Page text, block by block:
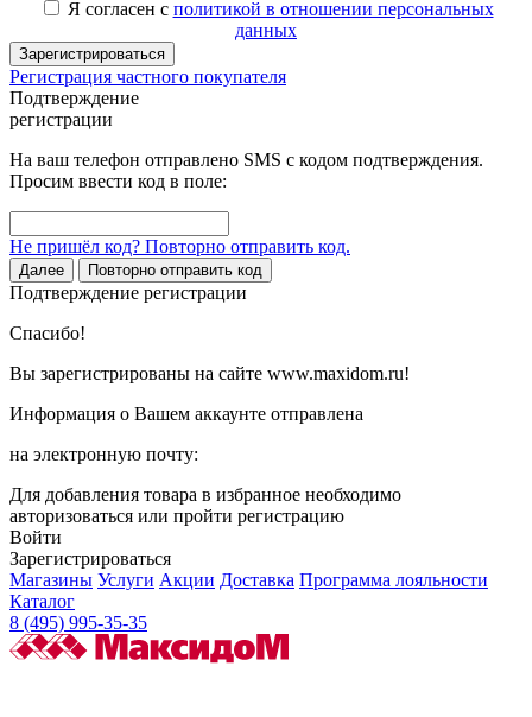
Я согласен с политикой в отношении персональных
данных
Зарегистрироваться
Регистрация частного покупателя
Подтверждение
регистрации
На ваш телефон отправлено SMS с кодом подтверждения.
Просим ввести код в поле:
Не пришёл код? Повторно отправить код.
Далее Повторно отправить код
Подтверждение регистрации
Спасибо!
Вы зарегистрированы на сайте www.maxidom.ru!
Информация о Вашем аккаунте отправлена
на электронную почту:
Для добавления товара в избранное необходимо
авторизоваться или пройти регистрацию
Войти
Зарегистрироваться
Магазины Услуги Акции Доставка Программа лояльности
Каталог
8 (495) 995-35-35